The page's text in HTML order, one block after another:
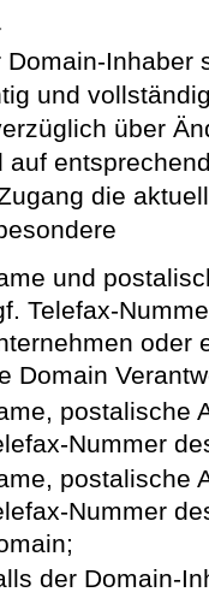
Domain-Inhaber
und
über
auf
die
und
Telefax-
oder
Domain
postalische
Nummer
postalische
Nummer
der Domain-